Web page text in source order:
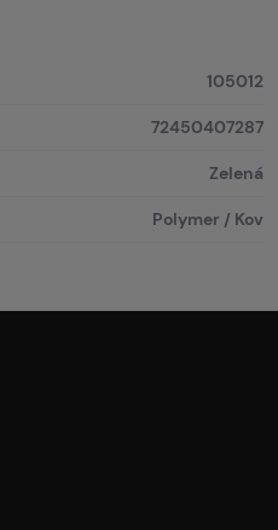
105012
72450407287
Zelená
Polymer / Kov